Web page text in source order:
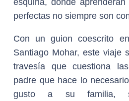
esquina, donde
perfectas no siempre son
Con un guion coescrito
Santiago Mohar, este viaje
travesía que cuestiona
padre que hace lo
gusto a su familia,